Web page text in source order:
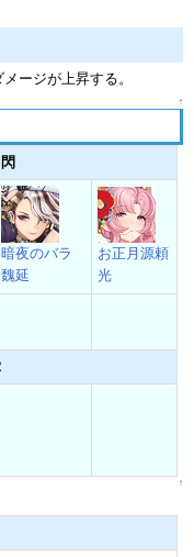
ージが上昇する。
↑
暗夜のバラ
魏延
お正月源頼
光
↑